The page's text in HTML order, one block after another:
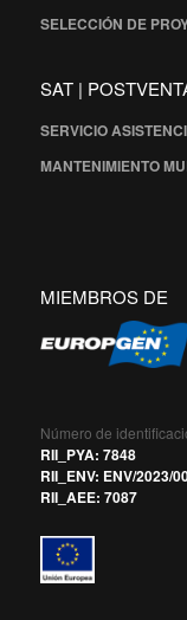
SELECCIÓN DE
SAT |
SERVICIO
MANTENIMIENTO
MIEMBROS DE
Número de
RII_PYA: 7848
RII_ENV: ENV/2023/
RII_AEE: 7087